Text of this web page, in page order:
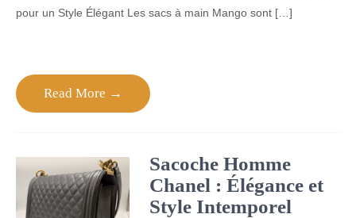
pour un Style Élégant Les sacs à main Mango sont […]
Read More →
Sacoche Homme
Chanel : Élégance et
Style Intemporel